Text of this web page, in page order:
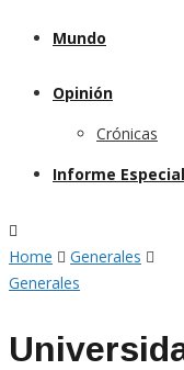
Mundo
Opinión
Crónicas
Informe Especial
Home
Generales
Generales